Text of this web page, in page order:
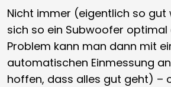
Nicht immer (eigentlich so gut
sich so ein Subwoofer optimal
Problem kann man dann mit
automatischen Einmessung
hoffen, dass alles gut geht) –